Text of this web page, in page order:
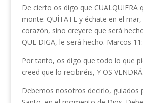
De cierto os digo que CUALQUIERA
monte: QUÍTATE y échate en el
corazón, sino creyere que será
QUE DIGA, le será hecho. Marcos
Por tanto, os digo que todo lo que
creed que lo recibiréis, Y OS
Debemos nosotros decirlo, guiados